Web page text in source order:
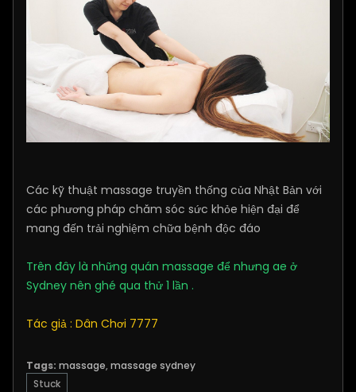
Các kỹ thuật massage truyền thống của Nhật Bản với
các phương pháp chăm sóc sức khỏe hiện đại để
mang đến trải nghiệm chữa bệnh độc đáo
Trên đây là những quán massage để nhưng ae ở
Sydney nên ghé qua thử 1 lần .
Tác giả : Dân Chơi 7777
Tags: massage, massage sydney
Stuck